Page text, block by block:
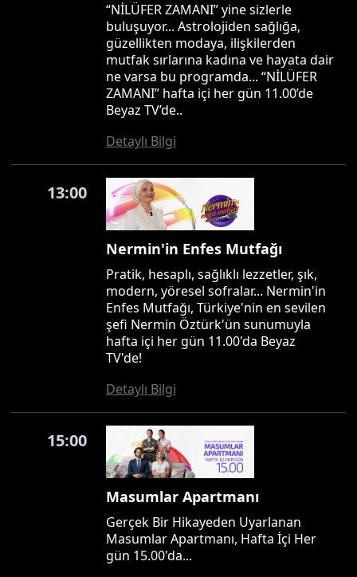
“NİLÜFER ZAMANI” yine sizlerle
buluşuyor... Astrolojiden sağlığa,
güzellikten modaya, ilişkilerden
mutfak sırlarına kadına ve hayata dair
ne varsa bu programda... “NİLÜFER
ZAMANI” hafta içi her gün 11.00’de
Beyaz TV’de..
Detaylı Bilgi
13:00
Nermin'in Enfes Mutfağı
Pratik, hesaplı, sağlıklı lezzetler, şık,
modern, yöresel sofralar... Nermin'in
Enfes Mutfağı, Türkiye'nin en sevilen
şefi Nermin Öztürk'ün sunumuyla
hafta içi her gün 11.00'da Beyaz
TV'de!
Detaylı Bilgi
15:00
Masumlar Apartmanı
Gerçek Bir Hikayeden Uyarlanan
Masumlar Apartmanı, Hafta İçi Her
gün 15.00'da...